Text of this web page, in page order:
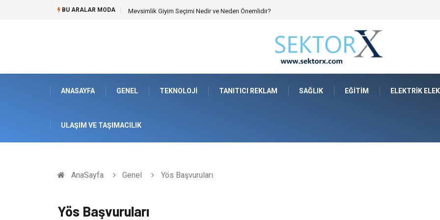
BU ARALAR MODA Mevsimlik Giyim Seçimi Nedir ve Neden Önemlidir?
ANASAYFA GENEL TEKNOLOJI TANITICI REKLAM SAĞLIK EĞITIM ELEKTRIK
ULAŞIM VE TAŞIMACILIK
AnaSayfa Genel Yös Başvuruları
Yös Başvuruları